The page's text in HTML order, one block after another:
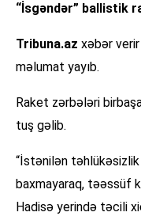
“İsgəndər” ballistik
Tribuna.az xəbər verir
məlumat yayıb.
Raket zərbələri
tuş gəlib.
“İstənilən
baxmayaraq, təəssüf
Hadisə yerində təcili